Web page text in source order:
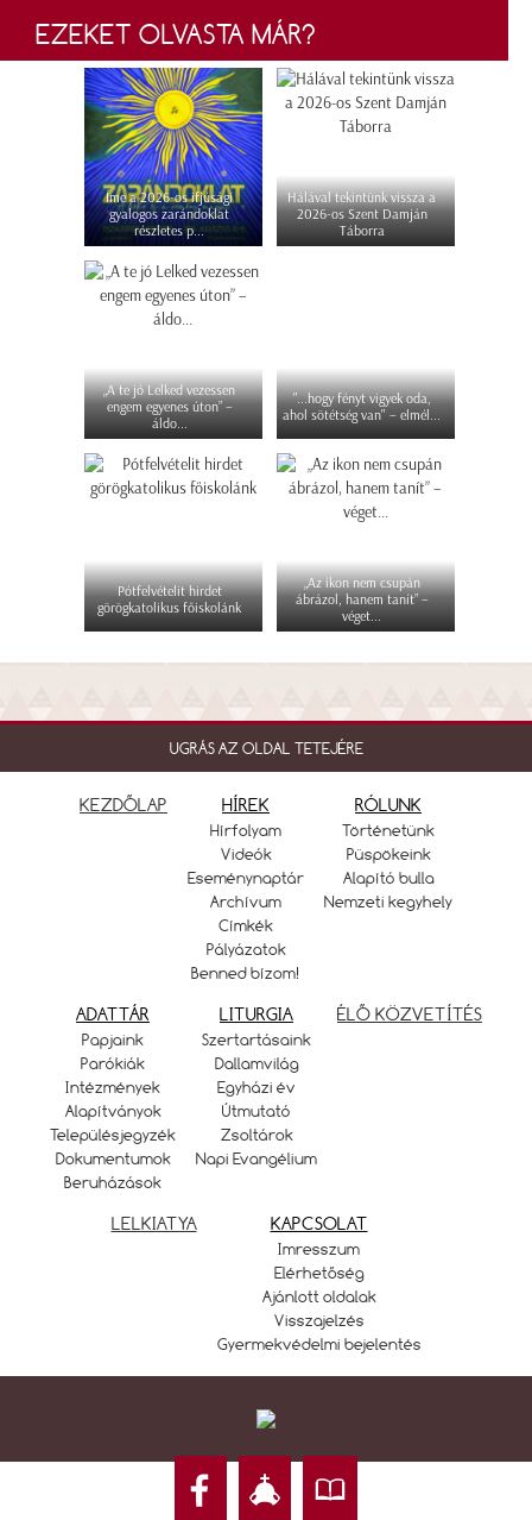
EZEKET OLVASTA MÁR?
Íme a 2026-os ifjúsági
gyalogos zarándoklat
részletes p...
Hálával tekintünk vissza a
2026-os Szent Damján
Táborra
„A te jó Lelked vezessen
engem egyenes úton” –
áldo...
"...hogy fényt vigyek oda,
ahol sötétség van" – elmél...
Pótfelvételit hirdet
görögkatolikus főiskolánk
„Az ikon nem csupán
ábrázol, hanem tanít” –
véget...
UGRÁS AZ OLDAL TETEJÉRE
KEZDŐLAP HÍREK
Hírfolyam
Videók
Eseménynaptár
Archívum
Címkék
Pályázatok
Benned bízom!
RÓLUNK
Történetünk
Püspökeink
Alapító bulla
Nemzeti kegyhely
ADATTÁR
Papjaink
Parókiák
Intézmények
Alapítványok
Településjegyzék
Dokumentumok
Beruházások
LITURGIA
Szertartásaink
Dallamvilág
Egyházi év
Útmutató
Zsoltárok
Napi Evangélium
ÉLŐ KÖZVETÍTÉS
LELKIATYA KAPCSOLAT
Imresszum
Elérhetőség
Ajánlott oldalak
Visszajelzés
Gyermekvédelmi bejelentés